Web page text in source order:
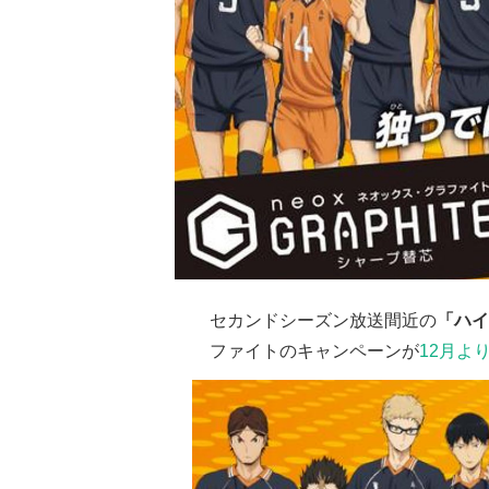
セカンドシーズン放送間近の 「ハ
ファイトのキャンペーンが12月よ